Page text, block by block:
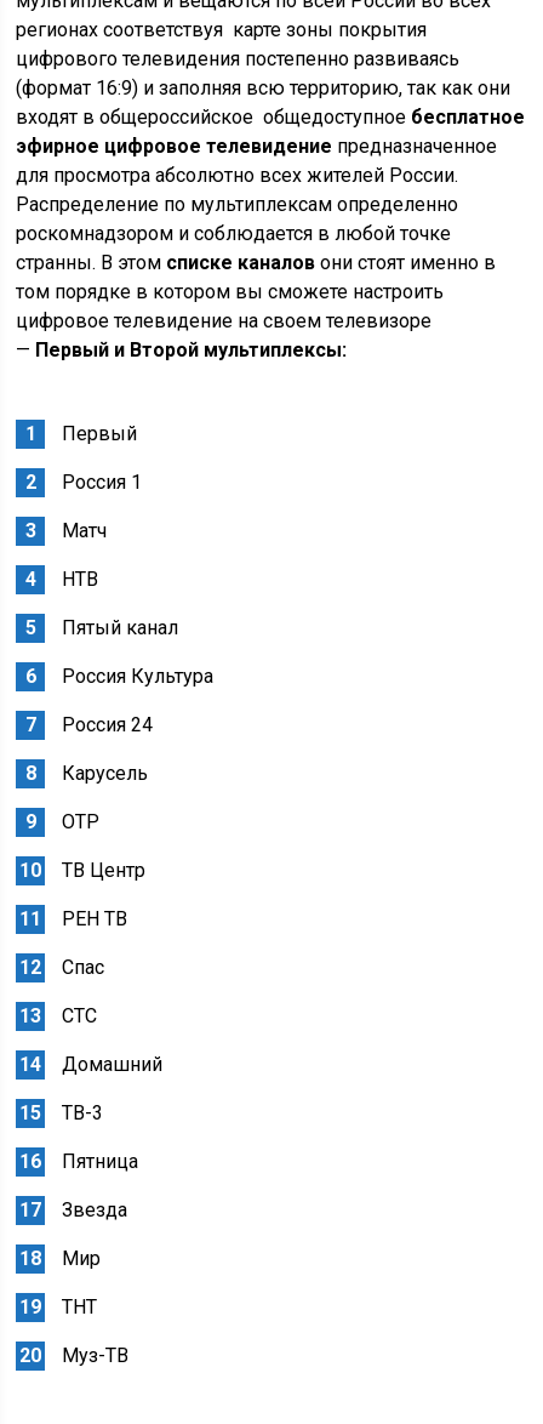
регионах соответствуя карте зоны покрытия
цифрового телевидения постепенно развиваясь
(формат 16:9) и заполняя всю территорию, так как они
входят в общероссийское общедоступное бесплатное
эфирное цифровое телевидение предназначенное
для просмотра абсолютно всех жителей России.
Распределение по мультиплексам определенно
роскомнадзором и соблюдается в любой точке
странны. В этом списке каналовони стоят именно в
том порядке в котором вы сможете настроить
цифровое телевидение на своем телевизоре
— Первый и Второй мультиплексы:
Первый
Россия 1
Матч
НТВ
Пятый канал
Россия Культура
Россия 24
Карусель
ОТР
ТВ Центр
РЕН ТВ
Спас
СТС
Домашний
ТВ-3
Пятница
Звезда
Мир
ТНТ
Муз-ТВ